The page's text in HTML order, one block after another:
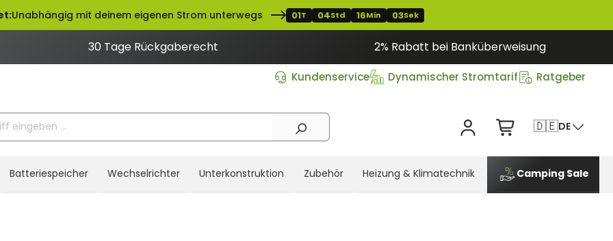
Unabhängig mit deinem eigenen Strom unterwegs 01T 04Std 16Min 02Sek
30 Tage Rückgaberecht 2% Rabatt bei Banküberweisung
Kundenservice Dynamischer Stromtarif Ratgeber
🇩🇪DE
Batteriespeicher Wechselrichter Unterkonstruktion Zubehör Heizung & Klimatechnik Camping Sale